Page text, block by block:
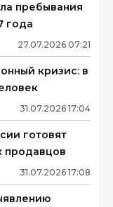
пребывания
года
27.07.2026 07:21
кризис: в
31.07.2026 17:04
готовят
продавцов
31.07.2026 17:08